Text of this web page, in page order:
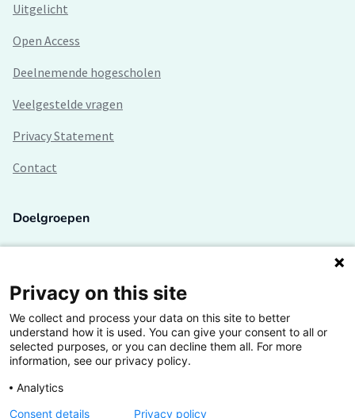
Uitgelicht
Open Access
Deelnemende hogescholen
Veelgestelde vragen
Privacy Statement
Contact
Doelgroepen
Lectoren en onderzoekers
Bedrijven
Hogescholen
Privacy on this site
We collect and process your data on this site to better
understand how it is used. You can give your consent to all or
selected purposes, or you can decline them all. For more
information, see our privacy policy.
Analytics
Consent details
Privacy policy